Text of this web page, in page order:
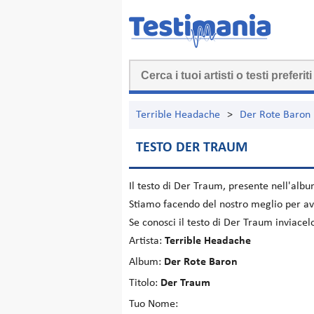
Terrible Headache > Der Rote Baron
TESTO DER TRAUM
Il testo di Der Traum, presente
Stiamo facendo del nostro meglio per
Se conosci il testo di Der Traum
Artista: Terrible Headache
Album: Der Rote Baron
Titolo: Der Traum
Tuo Nome: